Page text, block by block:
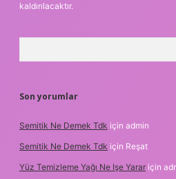
kaldırılacaktır.
Son yorumlar
Semitik Ne Demek Tdk için admin
Semitik Ne Demek Tdk için Reşat
Yüz Temizleme Yağı Ne Işe Yarar için